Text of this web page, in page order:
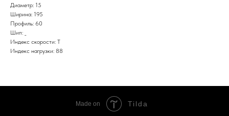
Диаметр: 15
Ширина: 195
Профиль: 60
Шип: _
Индекс скорости: T
Индекс нагрузки: 88
Made on Tilda